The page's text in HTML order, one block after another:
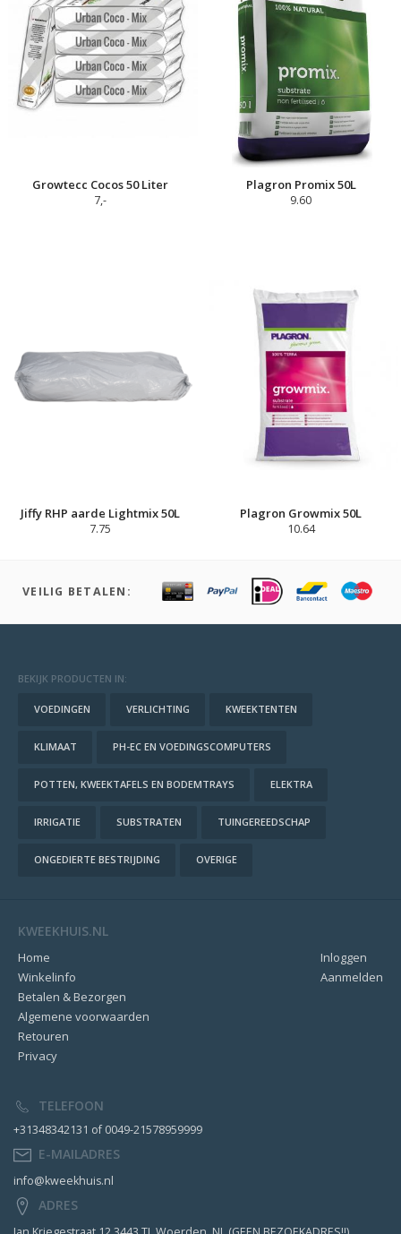
Growtecc Cocos 50 Liter
7,-
Plagron Promix 50L
9.60
Jiffy RHP aarde Lightmix 50L
7.75
Plagron Growmix 50L
10.64
VEILIG BETALEN:
BEKIJK PRODUCTEN IN:
VOEDINGEN VERLICHTING KWEEKTENTEN
KLIMAAT PH-EC EN VOEDINGSCOMPUTERS
POTTEN, KWEEKTAFELS EN BODEMTRAYS ELEKTRA
IRRIGATIE SUBSTRATEN TUINGEREEDSCHAP
ONGEDIERTE BESTRIJDING OVERIGE
KWEEKHUIS.NL
Inloggen
Aanmelden
Home
Winkelinfo
Betalen & Bezorgen
Algemene voorwaarden
Retouren
Privacy
TELEFOON
+31348342131 of 0049-21578959999
E-MAILADRES
info@kweekhuis.nl
ADRES